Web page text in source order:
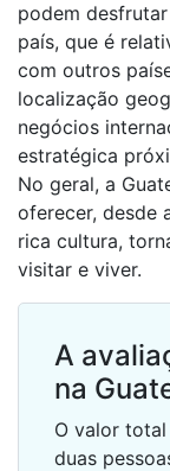
podem
país, que é
com outros
localização
negócios
estratégica
No geral, a
oferecer, desde
rica cultura,
visitar e viver.
A
na
O valor total
duas